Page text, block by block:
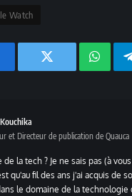
Watch
Twitter
Chaine
et Directeur de publication de Quauca
de la tech ? Je ne sais pas (à
qu'au fil des ans j'ai acquis de
le domaine de la